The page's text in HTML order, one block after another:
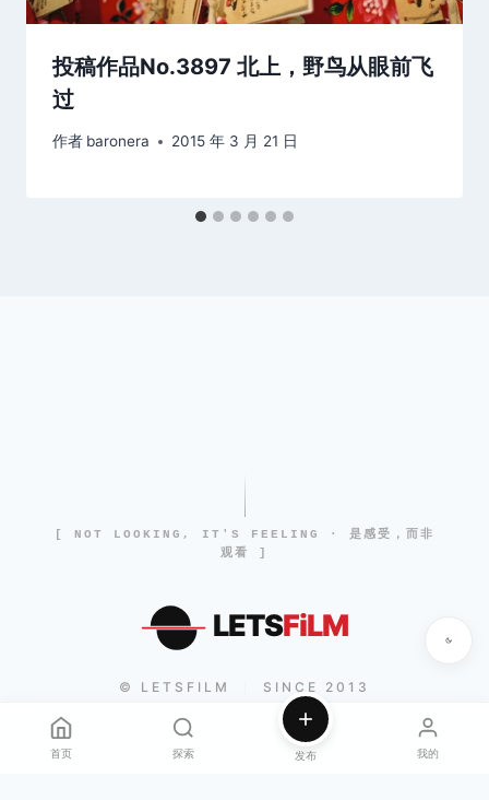
投稿作品No.3897 北上，野鸟从眼前飞
过
作者 baronera 2015 年 3 月 21 日
[ NOT LOOKING, IT'S FEELING · 是感受，而非
观看 ]
LETSFiLM
© LETSFILM SINCE 2013
首页 探索 发布 我的